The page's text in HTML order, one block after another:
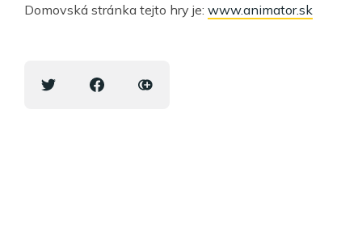
Domovská stránka tejto hry je: www.animator.sk